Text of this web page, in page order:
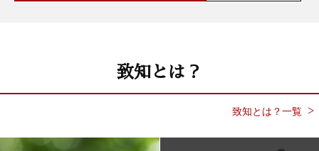
致知とは？
致知とは？一覧